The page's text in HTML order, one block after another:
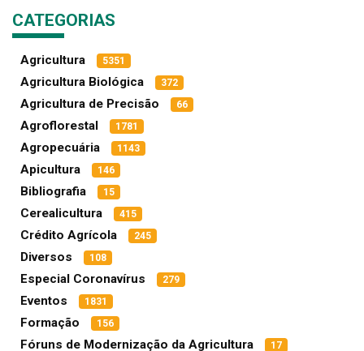
CATEGORIAS
Agricultura 5351
Agricultura Biológica 372
Agricultura de Precisão 66
Agroflorestal 1781
Agropecuária 1143
Apicultura 146
Bibliografia 15
Cerealicultura 415
Crédito Agrícola 245
Diversos 108
Especial Coronavírus 279
Eventos 1831
Formação 156
Fóruns de Modernização da Agricultura 17